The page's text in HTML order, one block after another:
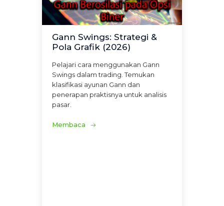
Gann Swings: Strategi &
Pola Grafik (2026)
Pelajari cara menggunakan Gann
Swings dalam trading. Temukan
klasifikasi ayunan Gann dan
penerapan praktisnya untuk analisis
pasar.
Membaca